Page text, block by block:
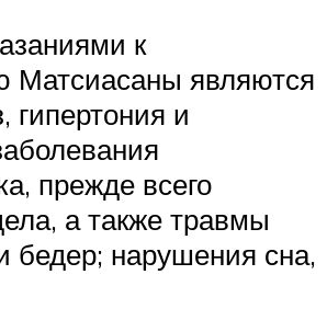
к
Матсиасаны являются
гипертония и
прежде всего
а также травмы
бедер; нарушения сна,